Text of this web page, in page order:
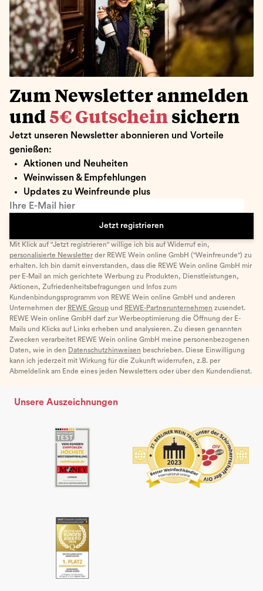
Zum Newsletter anmelden
und 5€ Gutschein sichern
Jetzt unseren Newsletter abonnieren und Vorteile
genießen:
Aktionen und Neuheiten
Weinwissen & Empfehlungen
Updates zu Weinfreunde plus
Ihre E-Mail hier
Jetzt registrieren
Mit Klick auf "Jetzt registrieren" willige ich bis auf Widerruf ein,
personalisierte Newsletter der REWE Wein online GmbH ("Weinfreunde") zu
erhalten. Ich bin damit einverstanden, dass die REWE Wein online GmbH mir
per E-Mail an mich gerichtete Werbung zu Produkten, Dienstleistungen,
Aktionen, Zufriedenheitsbefragungen und Infos zum
Kundenbindungsprogramm von REWE Wein online GmbH und anderen
Unternehmen der REWE Group und REWE-Partnerunternehmen zusendet.
REWE Wein online GmbH darf zur Werbeoptimierung die Öffnung der E-
Mails und Klicks auf Links erheben und analysieren. Zu diesen genannten
Zwecken verarbeitet REWE Wein online GmbH meine personenbezogenen
Daten, wie in den Datenschutzhinweisen beschrieben. Diese Einwilligung
kann ich jederzeit mit Wirkung für die Zukunft widerrufen, z.B. per
Abmeldelink am Ende eines jeden Newsletters oder über den Kundendienst.
Unsere Auszeichnungen